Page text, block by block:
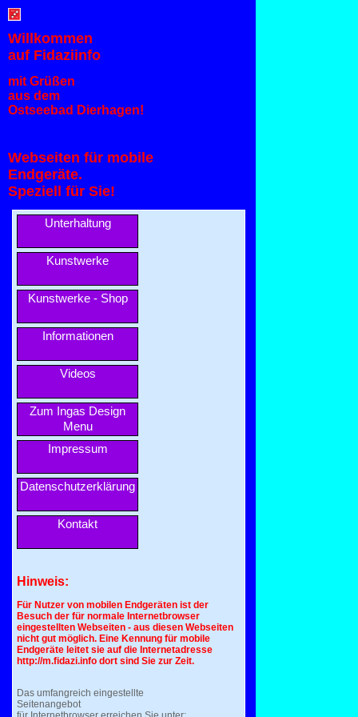
Willkommen
auf Fidaziinfo
mit Grüßen
aus dem
Ostseebad Dierhagen!
Webseiten für mobile
Endgeräte.
Speziell für Sie!
Unterhaltung
Kunstwerke
Kunstwerke - Shop
Informationen
Videos
Zum Ingas Design
Menu
Impressum
Datenschutzerklärung
Kontakt
Hinweis:
Für Nutzer von mobilen Endgeräten ist der
Besuch der für normale Internetbrowser
eingestellten Webseiten - aus diesen Webseiten
nicht gut möglich. Eine Kennung für mobile
Endgeräte leitet sie auf die Internetadresse
http://m.fidazi.info dort sind Sie zur Zeit.
Das umfangreich eingestellte
Seitenangebot